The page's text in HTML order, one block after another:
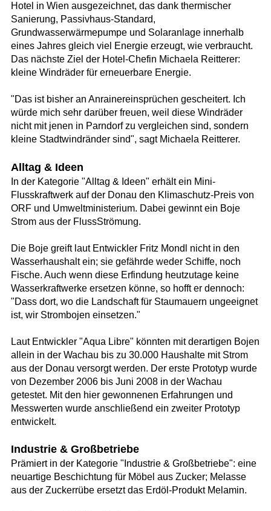
Hotel in Wien ausgezeichnet, das dank thermischer
Sanierung, Passivhaus-Standard,
Grundwasserwärmepumpe und Solaranlage innerhalb
eines Jahres gleich viel Energie erzeugt, wie verbraucht.
Das nächste Ziel der Hotel-Chefin Michaela Reitterer:
kleine Windräder für erneuerbare Energie.
"Das ist bisher an Anrainereinsprüchen gescheitert. Ich
würde mich sehr darüber freuen, weil diese Windräder
nicht mit jenen in Parndorf zu vergleichen sind, sondern
kleine Stadtwindränder sind", sagt Michaela Reitterer.
Alltag & Ideen
In der Kategorie "Alltag & Ideen" erhält ein Mini-
Flusskraftwerk auf der Donau den Klimaschutz-Preis von
ORF und Umweltministerium. Dabei gewinnt ein Boje
Strom aus der FlussStrömung.
Die Boje greift laut Entwickler Fritz Mondl nicht in den
Wasserhaushalt ein; sie gefährde weder Schiffe, noch
Fische. Auch wenn diese Erfindung heutzutage keine
Wasserkraftwerke ersetzen könne, so hofft er dennoch:
"Dass dort, wo die Landschaft für Staumauern ungeeignet
ist, wir Strombojen einsetzen."
Laut Entwickler "Aqua Libre" könnten mit derartigen Bojen
allein in der Wachau bis zu 30.000 Haushalte mit Strom
aus der Donau versorgt werden. Der erste Prototyp wurde
von Dezember 2006 bis Juni 2008 in der Wachau
getestet. Mit den hier gewonnenen Erfahrungen und
Messwerten wurde anschließend ein zweiter Prototyp
entwickelt.
Industrie & Großbetriebe
Prämiert in der Kategorie "Industrie & Großbetriebe": eine
neuartige Beschichtung für Möbel aus Zucker; Melasse
aus der Zuckerrübe ersetzt das Erdöl-Produkt Melamin.